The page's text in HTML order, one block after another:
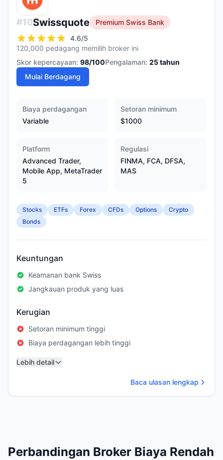
#10Swissquote
Premium Swiss Bank
4.6/5
120,000 pedagang memilih broker ini
Skor kepercayaan: 98/100Pengalaman: 25tahun
Mulai Berdagang
Biaya perdagangan
Variable
Setoran minimum
$1000
Platform
Advanced Trader,
Mobile App, MetaTrader
5
Regulasi
FINMA, FCA, DFSA,
MAS
Stocks ETFs Forex CFDs Options
Crypto
Bonds
Keuntungan
Keamanan bank Swiss
Jangkauan produk yang luas
Kerugian
Setoran minimum tinggi
Biaya perdagangan lebih tinggi
Lebih detail
Baca ulasan lengkap
Perbandingan Broker Biaya Rendah